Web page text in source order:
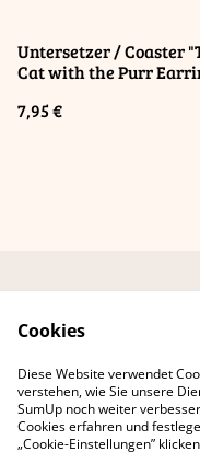
Untersetzer / Coaster
Cat with the Purr
7,95 €
Cookies
Diese Website verwendet
verstehen, wie Sie unsere
SumUp noch weiter
Cookies erfahren und
„Cookie-Einstellungen”